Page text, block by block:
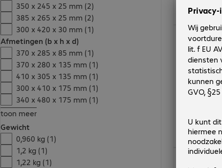
350 x 245 x 25 mm (2)
385 x 265 x 25 mm (2)
300 x 420 x 30 mm (1)
Afmetingen (b x h x d)
370 x 285 x 85 mm (1)
370 x 280 x 135 mm (1)
410 x 305 x 135 mm (1)
300 x 410 x 175 mm (1)
340 x 480 x 175 mm (1)
toon meer
Gewicht
0,960 kg (1)
1,2 kg (1)
1,22 kg (1)
€ 119,99
€ 161,99